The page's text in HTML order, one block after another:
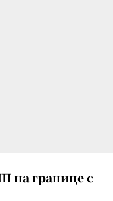
на границе с